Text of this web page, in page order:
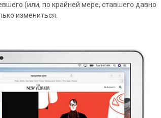
(или, по крайней мере, ставшего давно
измениться.